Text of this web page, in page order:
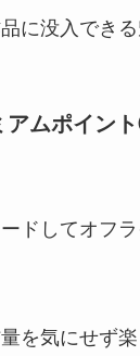
に没入できる
アムポイン
ドしてオフ
を気にせず楽